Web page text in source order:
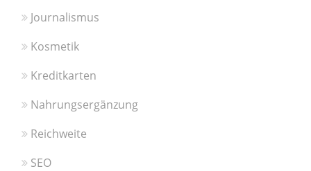
Journalismus
Kosmetik
Kreditkarten
Nahrungsergänzung
Reichweite
SEO